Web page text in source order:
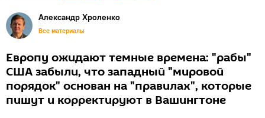
Александр Хроленко
Все материалы
Европу ожидают темные времена: "рабы"
США забыли, что западный "мировой
порядок" основан на "правилах", которые
пишут и корректируют в Вашингтоне